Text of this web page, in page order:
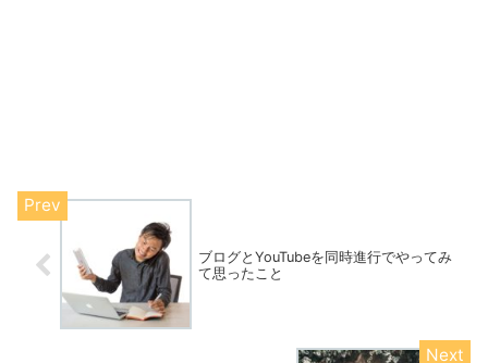
ブログとYouTubeを同時進行でやってみ
て思ったこと